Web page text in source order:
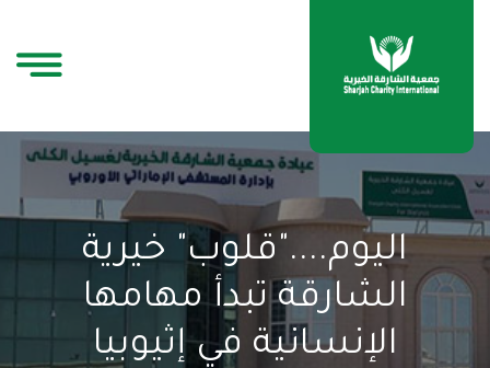
اليوم...."قلوب" خيرية
الشارقة تبدأ مهامها
الإنسانية في إثيوبيا